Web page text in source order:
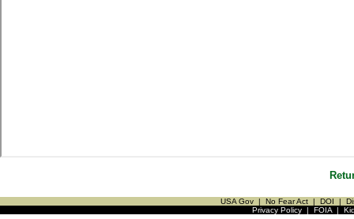
USA Gov | No Fear Act | DOI |
Privacy Policy| FOIA|